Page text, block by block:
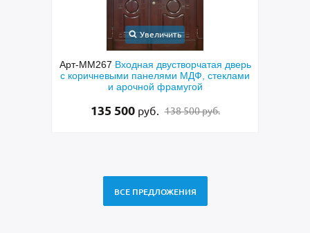
дверь
МДФ, стеклами
Увеличить
Арт-ММ299Металлическая техническая
дверь с полимерным покрытием серого
цвета (подбор по RAL)
15 000руб. 12 500 руб.
ВСЕ ПРЕДЛОЖЕНИЯ